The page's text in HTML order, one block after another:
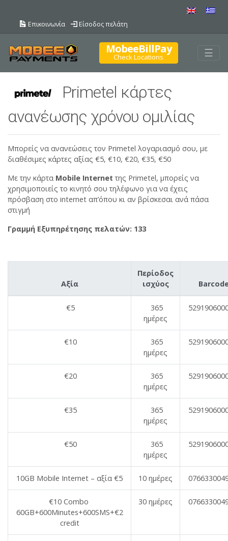
Επικοινωνία Είσοδος πελάτη
MobeeBillPay
Check Locations ☰
Primetel κάρτες
ανανέωσης χρόνου ομιλίας
Μπορείς να ανανεώσεις τον Primetel λογαριασμό σου, με
διαθέσιμες κάρτες αξίας €5, €10, €20, €35, €50
Με την κάρτα Mobile Internet της Primetel, μπορείς να
χρησιμοποιείς το κινητό σου τηλέφωνο για να έχεις
πρόσβαση στο internet απ’όπου κι αν βρίσκεσαι ανά πάσα
στιγμή
Γραμμή Εξυπηρέτησης πελατών: 133
Aξία
Περίοδος
ισχύος
€5
365
ημέρες
€10
365
ημέρες
€20
365
ημέρες
€35
365
ημέρες
€50
365
ημέρες
10GB Mobile Internet – αξία €5 10 ημέρες
€10 Combo
60GB+600Minutes+600SMS+€2
credit
30 ημέρες